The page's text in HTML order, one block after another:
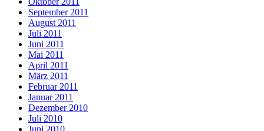
September 2011
August 2011
Juli 2011
Juni 2011
Mai 2011
April 2011
März 2011
Februar 2011
Januar 2011
Dezember 2010
Juli 2010